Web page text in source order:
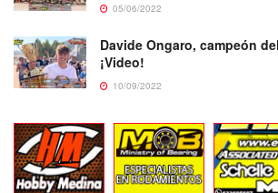
05/06/2022
Davide Ongaro, campeón
¡Video!
10/09/2022